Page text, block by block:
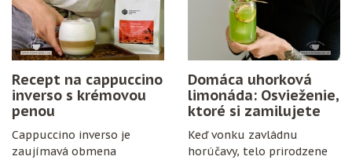
Recept na cappuccino
inverso s krémovou
penou
Cappuccino inverso je
zaujímavá obmena
Domáca uhorková
limonáda: Osvieženie,
ktoré si zamilujete
Keď vonku zavládnu
horúčavy, telo prirodzene